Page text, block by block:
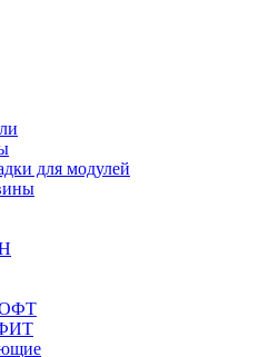
для модулей